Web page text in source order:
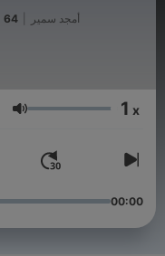
أمجد سمير 64 - فتح المنان بشرح حديث النعمان
Volume 1 x
00:00